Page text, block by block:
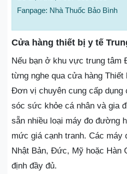
Fanpage: Nhà Thuốc Bảo Bình
Cửa hàng thiết bị y tế
Nếu bạn ở khu vực trung tâm
từng nghe qua cửa hàng Thiết
Đơn vị chuyên cung cấp dụng
sóc sức khỏe cá nhân và gia
sẵn nhiều loại máy đo đường
mức giá cạnh tranh. Các máy
Nhật Bản, Đức, Mỹ hoặc Hàn
định đầy đủ.